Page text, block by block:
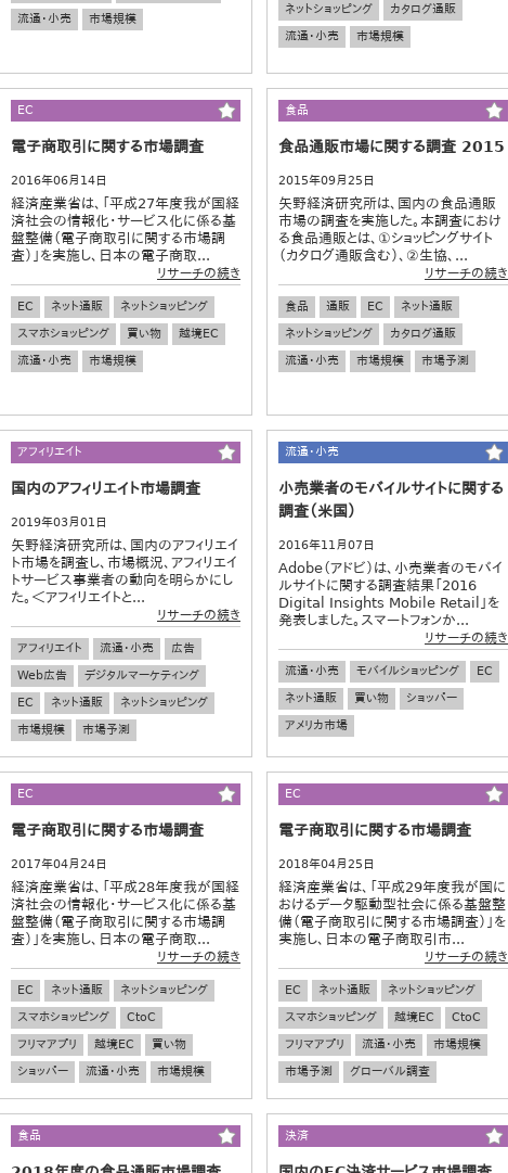
流通・小売
市場規模
ネットショッピング
カタログ通販
流通・小売
市場規模
EC
電子商取引に関する市場調査
2016年06月14日
経済産業省は、「平成27年度我が国経
済社会の情報化・サービス化に係る基
盤整備（電子商取引に関する市場調
査）」を実施し、日本の電子商取...
リサーチの続き
EC ネット通販
ネットショッピング
スマホショッピング
買い物
越境EC
流通・小売
市場規模
食品
食品通販市場に関する調査 2015
2015年09月25日
矢野経済研究所は、国内の食品通販
市場の調査を実施した。本調査におけ
る食品通販とは、①ショッピングサイト
（カタログ通販含む）、②生協、...
リサーチの続き
食品 通販 EC
ネット通販
ネットショッピング
カタログ通販
流通・小売
市場規模 市場予測
アフィリエイト
国内のアフィリエイト市場調査
2019年03月01日
矢野経済研究所は、国内のアフィリエイ
ト市場を調査し、市場概況、アフィリエイ
トサービス事業者の動向を明らかにし
た。＜アフィリエイトと...
リサーチの続き
アフィリエイト 流通・小売
広告
Web広告
デジタルマーケティング
EC
ネット通販
ネットショッピング
市場規模
市場予測
流通・小売
小売業者のモバイルサイトに関する
調査（米国）
2016年11月07日
Adobe（アドビ）は、小売業者のモバイ
ルサイトに関する調査結果「2016
Digital Insights Mobile Retail」を
発表しました。スマートフォンか...
リサーチの続き
流通・小売 モバイルショッピング
EC
ネット通販
買い物
ショッパー
アメリカ市場
EC
電子商取引に関する市場調査
2017年04月24日
経済産業省は、「平成28年度我が国経
済社会の情報化・サービス化に係る基
盤整備（電子商取引に関する市場調
査）」を実施し、日本の電子商取...
リサーチの続き
EC ネット通販
ネットショッピング
スマホショッピング
CtoC
フリマアプリ
越境EC
買い物
ショッパー
流通・小売 市場規模
EC
電子商取引に関する市場調査
2018年04月25日
経済産業省は、「平成29年度我が国に
おけるデータ駆動型社会に係る基盤整
備（電子商取引に関する市場調査）」を
実施し、日本の電子商取引市...
リサーチの続き
EC ネット通販
ネットショッピング
スマホショッピング
越境EC
CtoC
フリマアプリ
流通・小売
市場規模
市場予測
グローバル調査
食品 決済